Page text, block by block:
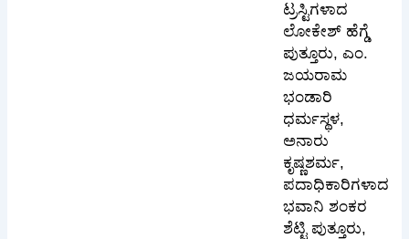
ಟ್ರಸ್ಟಿಗಳಾದ
ಲೋಕೇಶ್ ಹೆಗ್ಡೆ
ಪುತ್ತೂರು, ಎಂ.
ಜಯರಾಮ
ಭಂಡಾರಿ
ಧರ್ಮಸ್ಥಳ,
ಅನಾರು
ಕೃಷ್ಣಶರ್ಮ,
ಪದಾಧಿಕಾರಿಗಳಾದ
ಭವಾನಿ ಶಂಕರ
ಶೆಟ್ಟಿ ಪುತ್ತೂರು,